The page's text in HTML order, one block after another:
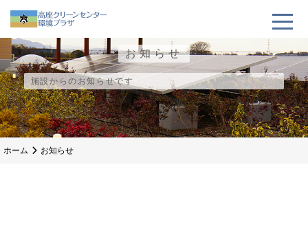
お知らせ
施設からのお知らせです
ホーム お知らせ